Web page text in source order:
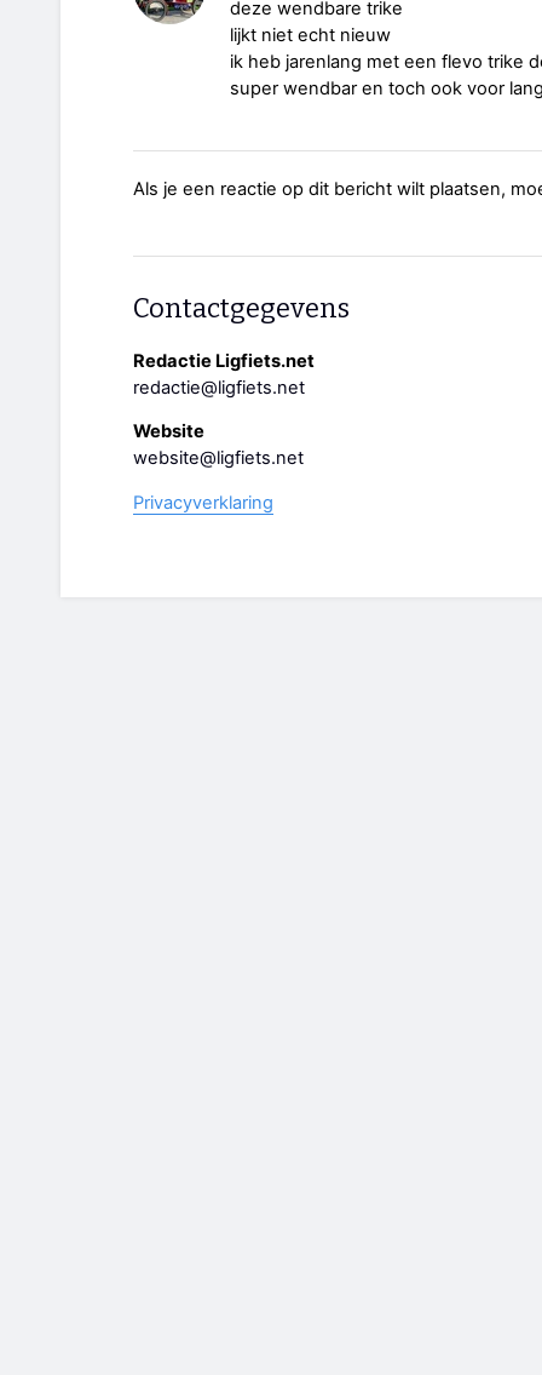
deze wendbare trike
lijkt niet echt nieuw
ik heb jarenlang met een flevo trike
super wendbar en toch ook voor
Als je een reactie op dit bericht wilt plaatsen,
Contactgegevens
Redactie Ligfiets.net
redactie@ligfiets.net
Website
website@ligfiets.net
Privacyverklaring